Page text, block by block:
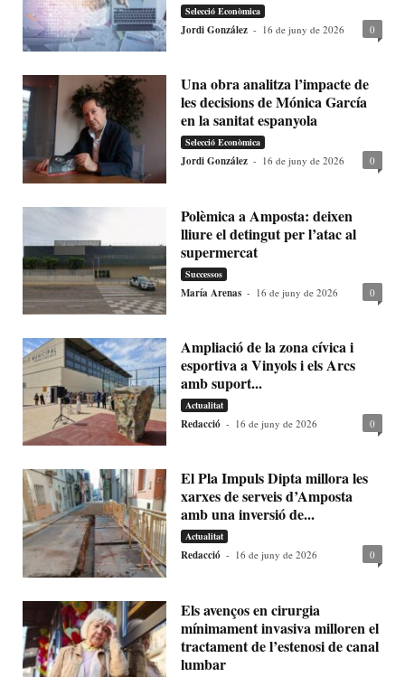
Selecció Econòmica
Jordi González - 16 de juny de 2026 0
Una obra analitza l’impacte de
les decisions de Mónica García
en la sanitat espanyola
Selecció Econòmica
Jordi González - 16 de juny de 2026 0
Polèmica a Amposta: deixen
lliure el detingut per l’atac al
supermercat
Successos
María Arenas - 16 de juny de 2026 0
Ampliació de la zona cívica i
esportiva a Vinyols i els Arcs
amb suport...
Actualitat
Redacció - 16 de juny de 2026 0
El Pla Impuls Dipta millora les
xarxes de serveis d’Amposta
amb una inversió de...
Actualitat
Redacció - 16 de juny de 2026 0
Els avenços en cirurgia
mínimament invasiva milloren el
tractament de l’estenosi de canal
lumbar